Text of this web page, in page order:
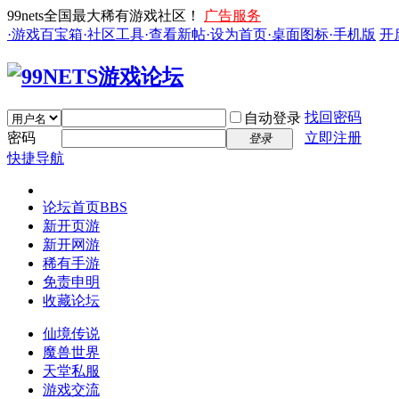
99nets全国最大稀有游戏社区！
广告服务
·游戏百宝箱·社区工具·查看新帖·设为首页·桌面图标·手机版 开
自动登录 找回密码
密码
登录
立即注册
快捷导航
论坛首页BBS
新开页游
新开网游
稀有手游
免责申明
收藏论坛
仙境传说
魔兽世界
天堂私服
游戏交流